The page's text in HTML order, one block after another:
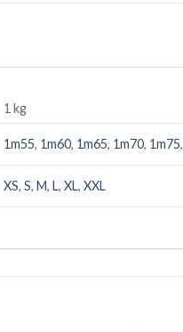
1 kg
1m55, 1m60, 1m65, 1m70, 1m75,
XS,S,M,L,XL,XXL